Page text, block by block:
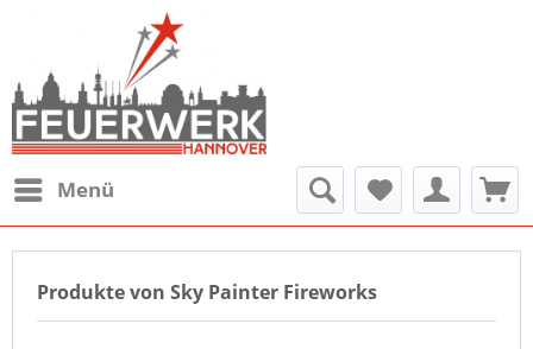
Menü
Produkte von Sky Painter Fireworks